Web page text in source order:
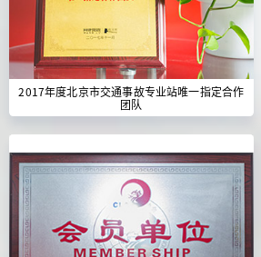
2017年度北京市交通事故专业站唯一指定合作
团队